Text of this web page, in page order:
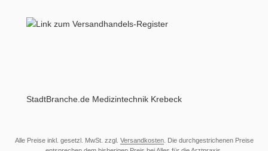
StadtBranche.de Medizintechnik Krebeck
Alle Preise inkl. gesetzl. MwSt. zzgl. Versandkosten. Die durchgestrichenen Preise